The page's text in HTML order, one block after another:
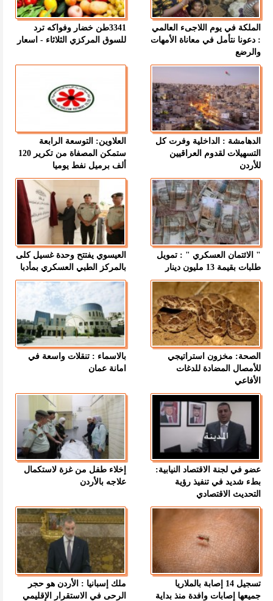
الملكة في يوم اللاجىء العالمي
: دعونا نتأمل في معاناة الأمهات
والرضع
3341طن خضار وفواكه ترد
للسوق المركزي الثلاثاء - اسعار
الدهامشة : الداخلية وفرت كل
التسهيلات لقدوم العراقيين
للأردن
العلاوين: التوسعة الرابعة
ستمكن المصفاة من تكرير 120
ألف برميل نفط يوميا
" الائتمان العسكري " : تمويل
طلبات بقيمة 13 مليون دينار
العيسوي يفتتح وحدة غسيل كلى
بالمركز الطبي العسكري بمأدبا
الصحة: مخزون استراتيجي
للأمصال المضادة للدغات
الأفاعي
بالاسماء : تنقلات واسعة في
امانة عمان
عضو في لجنة الاقتصاد النيابية:
بطء شديد في تنفيذ رؤية
التحديث الاقتصادي
إخلاء طفل من غزة لاستكمال
علاجه بالأردن
تسجيل 14 إصابة بالملاريا
جميعها إصابات وافدة منذ بداية
ملك إسبانيا : الأردن هو حجر
الرحى في الاستقرار الإقليمي